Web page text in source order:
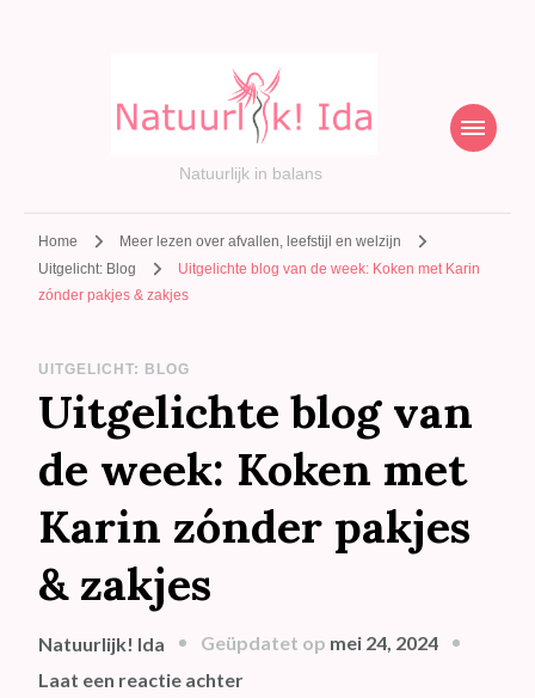
Natuurlijk in balans
Home
Meer lezen over afvallen, leefstijl en welzijn
Uitgelicht: Blog
Uitgelichte blog van de week: Koken met Karin
zónder pakjes & zakjes
UITGELICHT: BLOG
Uitgelichte blog van
de week: Koken met
Karin zónder pakjes
& zakjes
Natuurlijk! Ida Geüpdatet op mei 24, 2024
Laat een reactie achterop